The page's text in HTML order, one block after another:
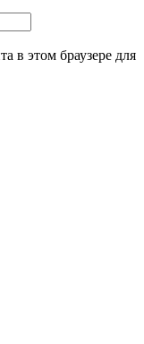
в этом браузере для